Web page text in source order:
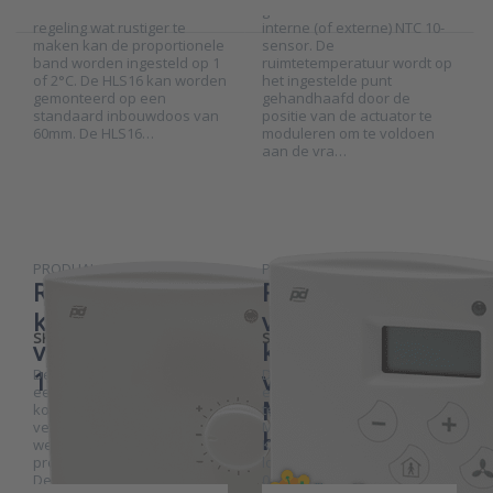
regeling wat rustiger te
maken kan de proportionele
band worden ingesteld op 1
of 2°C. De HLS16 kan worden
gemonteerd op een
standaard inbouwdoos van
60mm. De HLS16…
interne (of externe) NTC 10-
sensor. De
ruimtetemperatuur wordt op
het ingestelde punt
gehandhaafd door de
positie van de actuator te
moduleren om te voldoen
aan de vra…
PRODUAL
Ruimtetemperatuurregelaar
koeling en
verwarming 0-
10V serie HLS33
SKU
De Produal HLS33 serie is
een ideale regelaar voor
koel– en
verwarmingssystemen die
werken met een
proportionele 0-10V sturing.
Denk hierbij aan
Press ENTER for more
options to
Ruimtetemperatuurregelaar
koeling en verwarming 0-
10V serie HLS33
PRODUAL
Ruimteregelaar
ventilatie,
koeling en
verwarming
Modbus serie
HLS44
SKU
De Produal HLS44 serie is
een universele ruimte
temperatuurregelaar met
Modbus communicatie.
Koelen en verwarmen kan
lokaal worden geregeld met
0-10V stuursignalen of met
Press ENTER
for more
options to
Ruimteregelaar
ventilatie,
koeling en